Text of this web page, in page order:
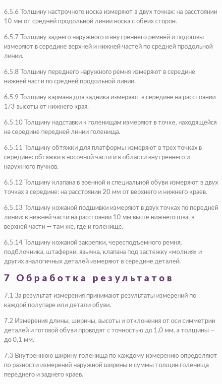
6.5.6 Толщину настрочного носка измеряют в двух точках: на расстоянии
10 мм от средней продольной линии носка с обеих сторон.
6.5.7 Толщину заднего наружного и внутреннего ремней и подошвы
измеряют в середине верхней и нижней частей по средней продольной
линии.
6.5.8 Толщину переднего наружного ремня измеряют в середине
нижней части по средней продольной линии.
6.5.9 Толщину кармана для задника измеряют в середине на расстоянии
1/3 высоты от нижнего края.
6.5.10 Толщину надставки к голенищам измеряют в точке, находящейся
на середине передней линии голенища.
6.5.11 Толщину обтяжки для платформы измеряют в трех точках в
середине: обтяжки в носочной части и в области внутреннего и
наружного пучков.
6.5.12 Толщину клапана в военной и специальной обуви измеряют в двух
точках в середине: на расстоянии 20 мм от верхнего и нижнего краев.
6.5.13 Толщину кожаной подшивки измеряют в двух точках по передней
линии: в нижней части на расстоянии 10 мм выше нижнего шва, в
верхней части — там же, где и голенище.
6.5.14 Толщину кожаной закрепки, чересподъемного ремня,
подблочника, штаферки, язычка, клапана под застежку «молния» и
других аналогичных деталей измеряют в середине деталей.
7 Обработка результатов
7.1 За результат измерения принимают результаты измерений по
каждой полупаре или детали обуви.
7.2 Измерения длины, ширины, высоты и отклонения от оси симметрии
деталей и готовой обуви проводят с точностью до 1,0 мм, а толщины —
до 0,1 мм.
7.3 Внутреннюю ширину голенища по каждому измерению определяют
по разности измерений наружной ширины и суммы толщин голенища
переднего и заднего краев.